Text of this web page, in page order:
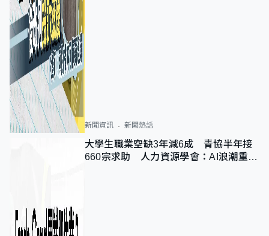
新聞資訊 新聞熱話
大學生職業空缺3年減6成 青協半年接
660宗求助 人力資源學會：AI浪潮重整